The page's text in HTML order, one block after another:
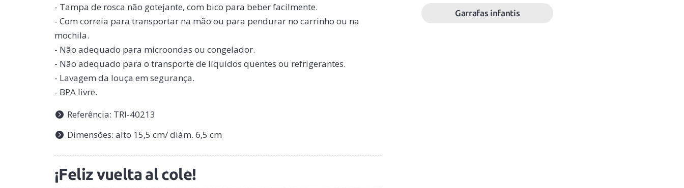
- Tampa de rosca não gotejante, com bico para beber facilmente.
- Com correia para transportar na mão ou para pendurar no carrinho ou na
mochila.
- Não adequado para microondas ou congelador.
- Não adequado para o transporte de líquidos quentes ou refrigerantes.
- Lavagem da louça em segurança.
- BPA livre.
Referência: TRI-40213
Dimensões: alto 15,5 cm/ diám. 6,5 cm
¡Feliz vuelta al cole!
Garrafas infantis